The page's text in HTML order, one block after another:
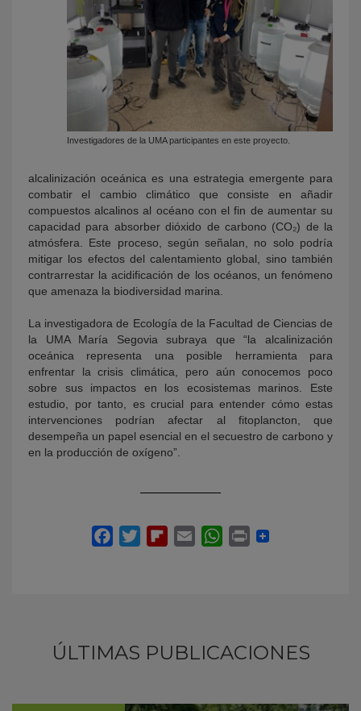
Investigadores de la UMA participantes en este proyecto.
alcalinización oceánica es una estrategia emergente para
combatir el cambio climático que consiste en añadir
compuestos alcalinos al océano con el fin de aumentar su
capacidad para absorber dióxido de carbono (CO₂) de la
atmósfera. Este proceso, según señalan, no solo podría
mitigar los efectos del calentamiento global, sino también
contrarrestar la acidificación de los océanos, un fenómeno
que amenaza la biodiversidad marina.
La investigadora de Ecología de la Facultad de Ciencias de
la UMA María Segovia subraya que “la alcalinización
oceánica representa una posible herramienta para
enfrentar la crisis climática, pero aún conocemos poco
sobre sus impactos en los ecosistemas marinos. Este
estudio, por tanto, es crucial para entender cómo estas
intervenciones podrían afectar al fitoplancton, que
desempeña un papel esencial en el secuestro de carbono y
en la producción de oxígeno”.
ÚLTIMAS PUBLICACIONES